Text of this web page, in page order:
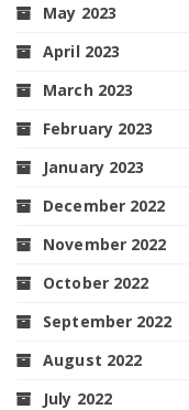
May 2023
April 2023
March 2023
February 2023
January 2023
December 2022
November 2022
October 2022
September 2022
August 2022
July 2022